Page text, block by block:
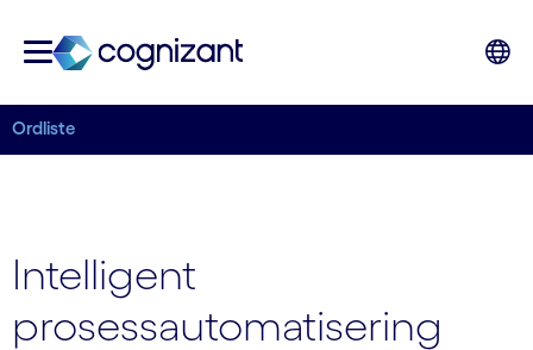
Ordliste
Intelligent
prosessautomatisering